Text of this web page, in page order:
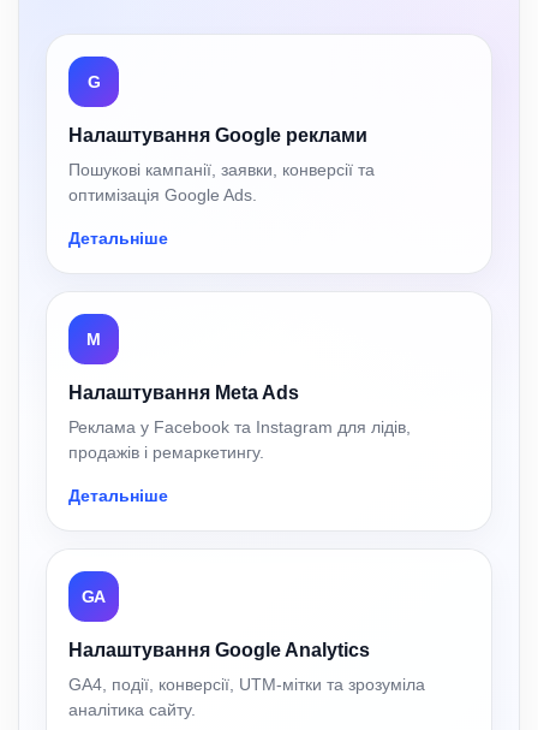
G
Налаштування Google реклами
Пошукові кампанії, заявки, конверсії та
оптимізація Google Ads.
Детальніше
M
Налаштування Meta Ads
Реклама у Facebook та Instagram для лідів,
продажів і ремаркетингу.
Детальніше
GA
Налаштування Google Analytics
GA4, події, конверсії, UTM-мітки та зрозуміла
аналітика сайту.